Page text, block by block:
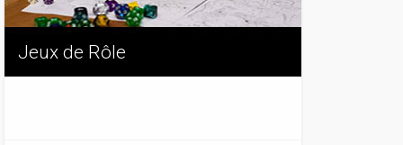
Jeux de Rôle